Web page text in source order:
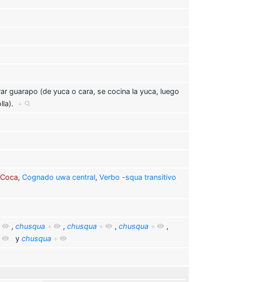
guarapo (de yuca o cara, se cocina la yuca, luego
+
Coca, Cognado uwa central, Verbo -squa transitivo
, chusqua + , chusqua + , chusqua +
,
y chusqua +